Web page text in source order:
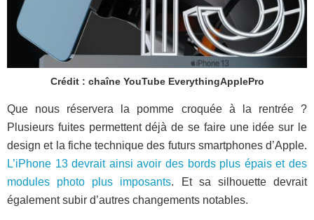
Crédit : chaîne YouTube EverythingApplePro
Que nous réservera la pomme croquée à la rentrée ?
Plusieurs fuites permettent déjà de se faire une idée sur le
design et la fiche technique des futurs smartphones d’Apple.
L’iPhone 13 devrait ainsi avoir des bords plus épais et des
modules photo plus imposants. Et sa silhouette devrait
également subir d’autres changements notables.